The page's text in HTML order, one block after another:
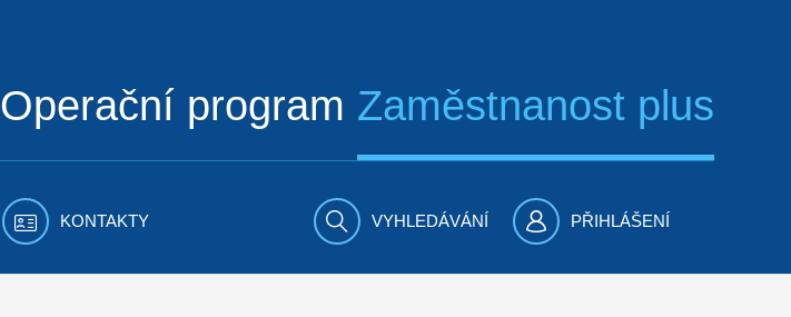
Operační program Zaměstnanost plus
KONTAKTY VYHLEDÁVÁNÍ PŘIHLÁŠENÍ